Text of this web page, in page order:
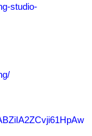
studio-